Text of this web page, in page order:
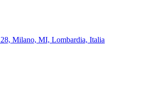
Milano, MI, Lombardia, Italia